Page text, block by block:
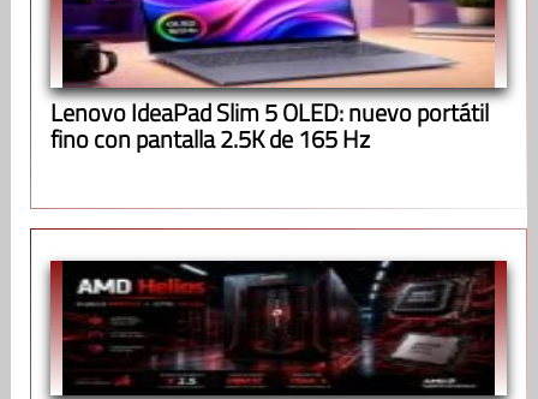
Lenovo IdeaPad Slim 5 OLED: nuevo portátil
fino con pantalla 2.5K de 165 Hz